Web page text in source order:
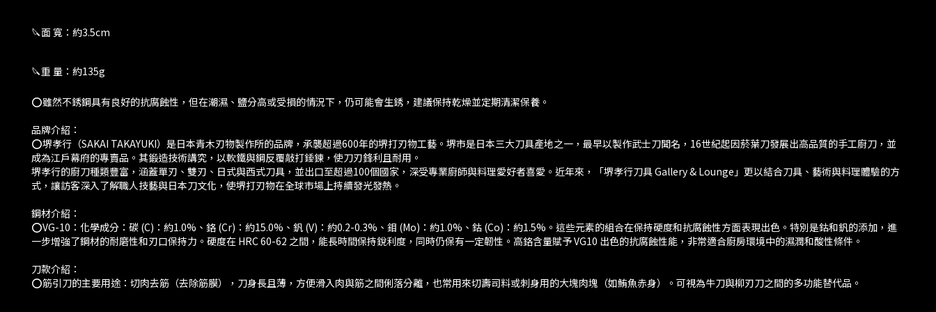
🔪面 寬：約3.5cm
🔪重 量：約135g
⭕️雖然不銹鋼具有良好的抗腐蝕性，但在潮濕、鹽分高或受損的情況下，仍可能會生銹，建議保持乾燥並定期清潔保養。
品牌介紹：
⭕堺孝行（SAKAI TAKAYUKI）是日本青木刃物製作所的品牌，承襲超過600年的堺打刃物工藝。堺市是日本三大刀具產地之一，最早以製作武士刀聞名，16世紀起因菸葉刀發展出高品質的手工廚刀，並
成為江戶幕府的專賣品。其鍛造技術講究，以軟鐵與鋼反覆敲打錘鍊，使刀刃鋒利且耐用。
堺孝行的廚刀種類豐富，涵蓋單刃、雙刃、日式與西式刀具，並出口至超過100個國家，深受專業廚師與料理愛好者喜愛。近年來，「堺孝行刀具 Gallery & Lounge」更以結合刀具、藝術與料理體驗的方
式，讓訪客深入了解職人技藝與日本刀文化，使堺打刃物在全球市場上持續發光發熱。
鋼材介紹：
⭕️VG-10：化學成分：碳 (C)：約1.0%、鉻 (Cr)：約15.0%、釩 (V)：約0.2-0.3%、鉬 (Mo)：約1.0%、鈷 (Co)：約1.5%。這些元素的組合在保持硬度和抗腐蝕性方面表現出色。特別是鈷和釩的添加，進
一步增強了鋼材的耐磨性和刃口保持力。硬度在 HRC 60-62 之間，能長時間保持銳利度，同時仍保有一定韌性。高鉻含量賦予 VG10 出色的抗腐蝕性能，非常適合廚房環境中的濕潤和酸性條件。
刀款介紹：
⭕️筋引刀的主要用途：切肉去筋（去除筋膜），刀身長且薄，方便滑入肉與筋之間俐落分離，也常用來切壽司料或刺身用的大塊肉塊（如鮪魚赤身）。可視為牛刀與柳刃刀之間的多功能替代品。